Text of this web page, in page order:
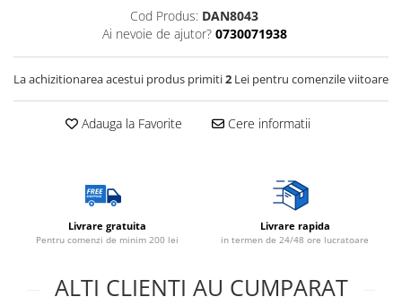
Cod Produs: DAN8043
Ai nevoie de ajutor? 0730071938
La achizitionarea acestui produs primiti2 Lei pentru comenzile viitoare
Adauga la Favorite Cere informatii
Livrare gratuita
Pentru comenzi de minim 200 lei
Livrare rapida
in termen de 24/48 ore lucratoare
ALTI CLIENTI AU CUMPARAT